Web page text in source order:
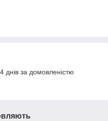
днів за домовленістю